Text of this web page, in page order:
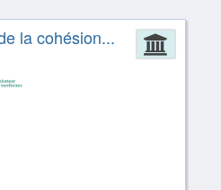
la cohésion...